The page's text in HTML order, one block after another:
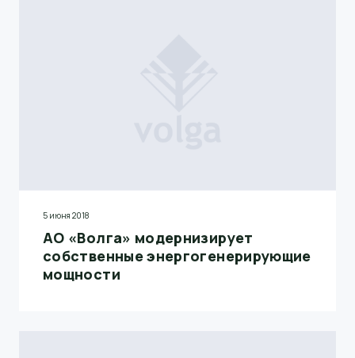
5 июня 2018
АО «Волга» модернизирует
собственные энергогенерирующие
мощности